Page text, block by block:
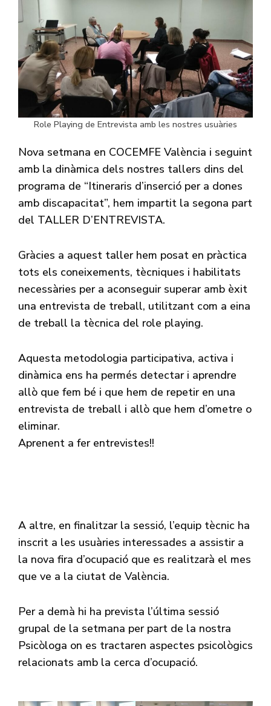
Role Playing de Entrevista amb les nostres usuàries
Nova setmana en COCEMFE València i seguint
amb la dinàmica dels nostres tallers dins del
programa de “Itineraris d’inserció per a dones
amb discapacitat”, hem impartit la segona part
del TALLER D’ENTREVISTA.
Gràcies a aquest taller hem posat en pràctica
tots els coneixements, tècniques i habilitats
necessàries per a aconseguir superar amb èxit
una entrevista de treball, utilitzant com a eina
de treball la tècnica del role playing.
Aquesta metodologia participativa, activa i
dinàmica ens ha permés detectar i aprendre
allò que fem bé i que hem de repetir en una
entrevista de treball i allò que hem d’ometre o
eliminar.
Aprenent a fer entrevistes!!
A altre, en finalitzar la sessió, l’equip tècnic ha
inscrit a les usuàries interessades a assistir a
la nova fira d’ocupació que es realitzarà el mes
que ve a la ciutat de València.
Per a demà hi ha prevista l’última sessió
grupal de la setmana per part de la nostra
Psicòloga on es tractaren aspectes psicològics
relacionats amb la cerca d’ocupació.